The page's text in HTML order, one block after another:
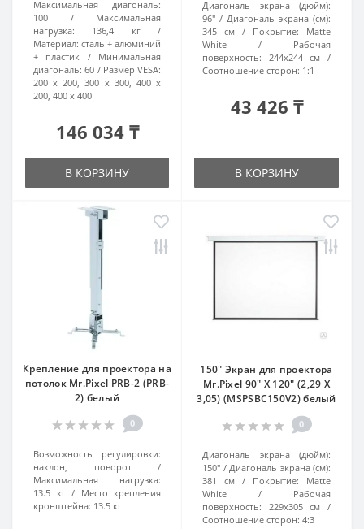
Максимальная диагональ:
100
Максимальная
нагрузка:
136,4 кг
Материал: сталь + алюминий
+ пластик
Минимальная
диагональ: 60
Размер VESA:
200 x 200, 300 x 300, 400 x
200, 400 x 400
146 034 ₸
В КОРЗИНУ
Диагональ экрана (дюйм):
96"
Диагональ экрана (см):
345 см
Покрытие:
Matte
White
Рабочая
поверхность:
244x244 см
Соотношение сторон: 1:1
43 426 ₸
В КОРЗИНУ
Крепление для проектора на
потолок Mr.Pixel PRB-2 (PRB-
2) белый
0
Возможность регулировки:
наклон, поворот
Максимальная нагрузка:
13.5 кг
Место крепления
кронштейна: 13.5 кг
150" Экран для проектора
Mr.Pixel 90" X 120" (2,29 X
3,05) (MSPSBC150V2) белый
0
Диагональ экрана (дюйм):
150"
Диагональ экрана (см):
381 см
Покрытие:
Matte
White
Рабочая
поверхность:
229x305 см
Соотношение сторон: 4:3